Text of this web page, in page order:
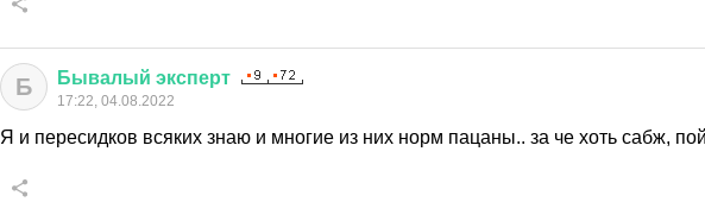
Б Бывалый эксперт
17:22, 04.08.2022
Я и пересидков всяких знаю и многие из них норм пацаны.. за че хоть сабж,